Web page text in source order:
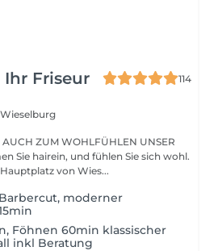
Ihr Friseur
114
AUCH ZUM WOHLFÜHLEN UNSER
von Wies...
moderner
Föhnen 60min klassischer
inkl Beratung